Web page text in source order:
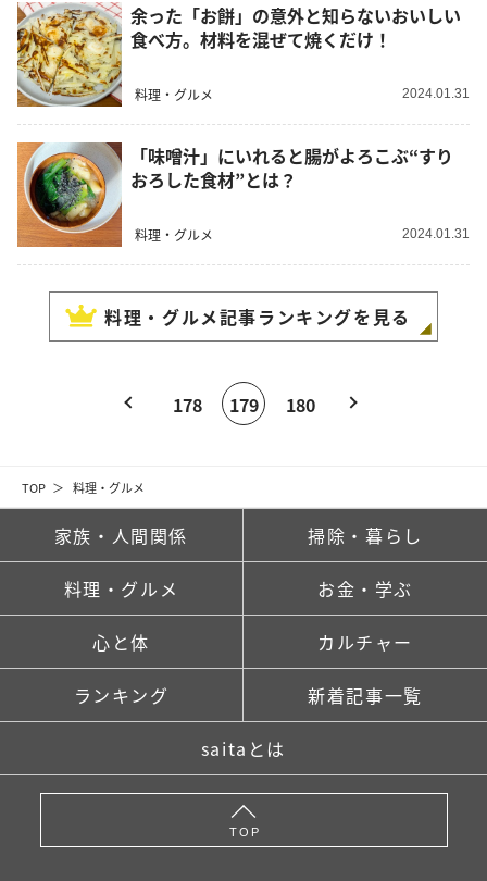
TOP 料理・グルメ
余った「お餅」の意外と知らないおいしい
食べ方。材料を混ぜて焼くだけ！
料理・グルメ 2024.01.31
「味噌汁」にいれると腸がよろこぶ“すり
おろした食材”とは？
料理・グルメ 2024.01.31
料理・グルメ記事ランキングを見る
178 179 180
家族・人間関係 掃除・暮らし
料理・グルメ お金・学ぶ
心と体 カルチャー
ランキング 新着記事一覧
saitaとは
TOP